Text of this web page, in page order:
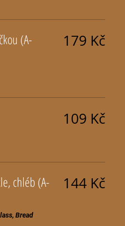
(A-
179 Kč
109 Kč
Bread
144 Kč